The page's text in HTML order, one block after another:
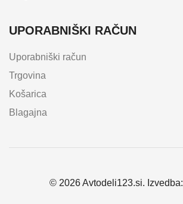
UPORABNIŠKI RAČUN
Uporabniški račun
Trgovina
Košarica
Blagajna
© 2026 Avtodeli123.si. Izvedba: